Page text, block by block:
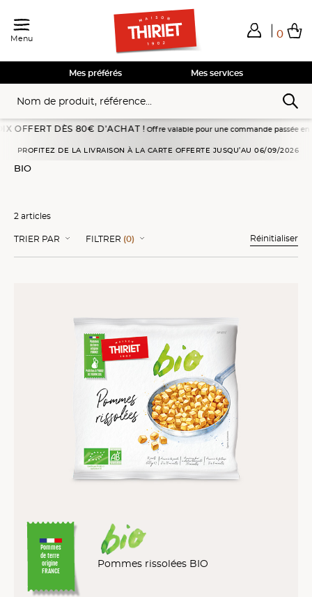
Menu 0
Total de mes achats
Voir mon panier
Voir mon panier
Voir mon panier
Voir mon panier
Mes services
Mes préférés
DÈS 80€ D’ACHAT !Offre valable pour une commande passée en
PROFITEZ DE LA LIVRAISON À LA CARTE OFFERTE JUSQU’AU 06/09/2026
BIO
2 articles
TRIER PAR FILTRER (0) Réinitialiser
Pommes
de terre
origine
FRANCE
Pommes rissolées BIO